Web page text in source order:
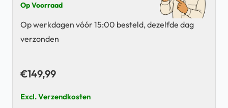
Op Voorraad
Op werkdagen vóór 15:00 besteld, dezelfde dag
verzonden
€149,99
Excl. Verzendkosten